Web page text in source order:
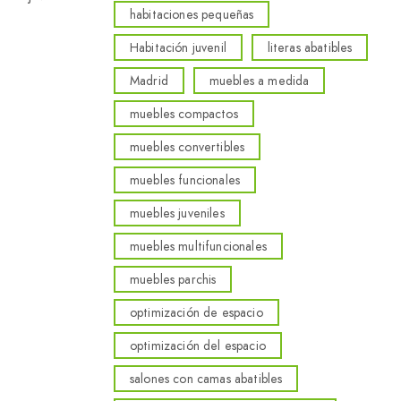
habitaciones pequeñas
Habitación juvenil
literas abatibles
Madrid
muebles a medida
muebles compactos
muebles convertibles
muebles funcionales
muebles juveniles
muebles multifuncionales
muebles parchis
optimización de espacio
optimización del espacio
salones con camas abatibles